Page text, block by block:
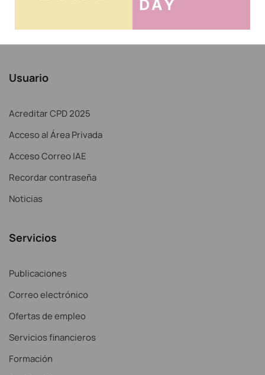
Usuario
Acreditar CPD 2025
Acceso al Área Privada
Acceso Correo IAE
Recordar contraseña
Noticias
Servicios
Publicaciones
Correo electrónico
Ofertas de empleo
Servicios financieros
Formación